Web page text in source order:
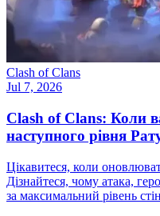
Clash of Clans
Jul 7, 2026
Clash of Clans: Коли
наступного рівня
Цікавитеся, коли
Дізнайтеся, чому атака,
за максимальний рівень